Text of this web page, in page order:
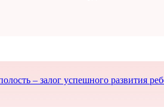
– залог успешного развития